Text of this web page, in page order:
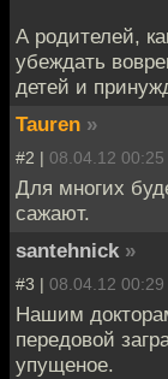
А родителей,
убеждать
детей и
Tauren »
#2 | 08.04.12 00:25
Для многих
сажают.
santehnick »
#3 | 08.04.12 00:29
Нашим
передовой
упущеное.